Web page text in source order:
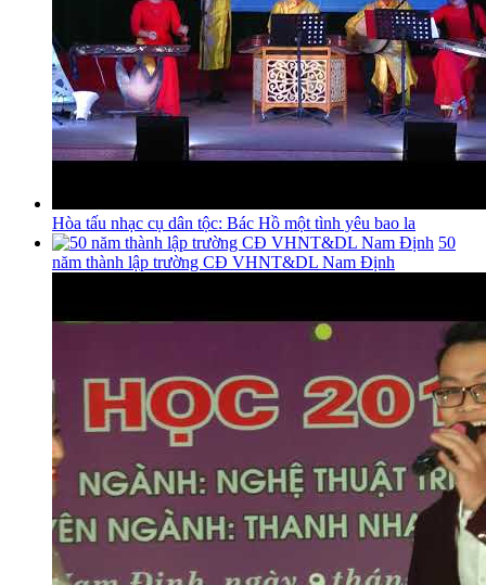
Hòa tấu nhạc cụ dân tộc: Bác Hồ một tình yêu bao la
50
năm thành lập trường CĐ VHNT&DL Nam Định